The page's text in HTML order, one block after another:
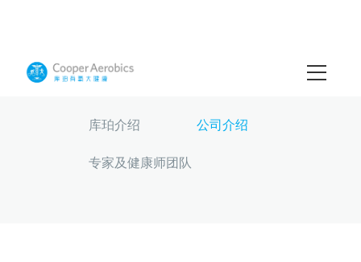
库珀介绍 公司介绍
专家及健康师团队